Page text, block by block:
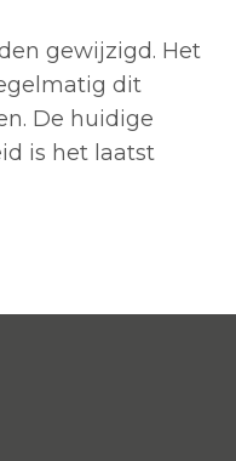
gewijzigd. Het
dit
De huidige
is het laatst